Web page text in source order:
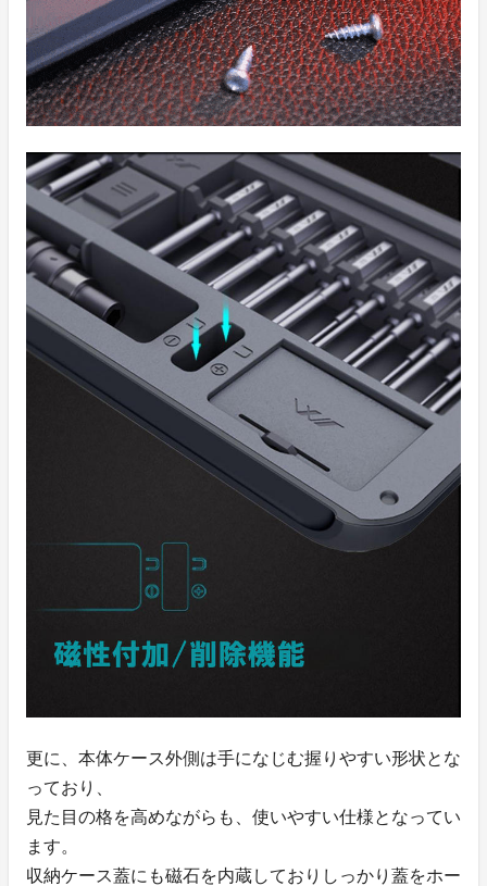
更に、本体ケース外側は手になじむ握りやすい形状とな
っており、
見た目の格を高めながらも、使いやすい仕様となってい
ます。
収納ケース蓋にも磁石を内蔵しておりしっかり蓋をホー